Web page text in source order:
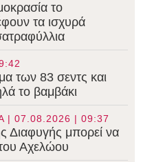
το
τα ισχυρά
των 83 σεντς και
το βαμβάκι
| 07.08.2026 | 09:37
Διαφυγής μπορεί να
Αχελώου